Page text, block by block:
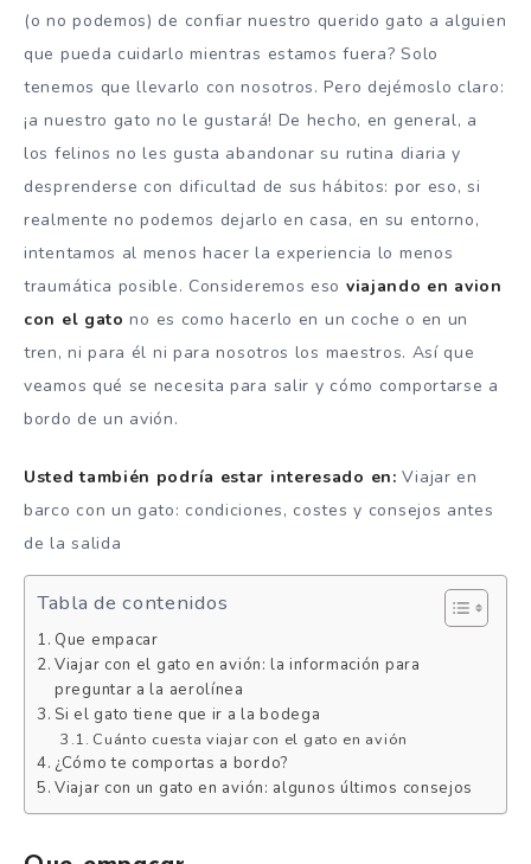
(o no podemos) de confiar nuestro querido gato a alguien
que pueda cuidarlo mientras estamos fuera? Solo
tenemos que llevarlo con nosotros. Pero dejémoslo claro:
¡a nuestro gato no le gustará! De hecho, en general, a
los felinos no les gusta abandonar su rutina diaria y
desprenderse con dificultad de sus hábitos: por eso, si
realmente no podemos dejarlo en casa, en su entorno,
intentamos al menos hacer la experiencia lo menos
traumática posible. Consideremos eso viajando en avion
con el gato no es como hacerlo en un coche o en un
tren, ni para él ni para nosotros los maestros. Así que
veamos qué se necesita para salir y cómo comportarse a
bordo de un avión.
Usted también podría estar interesado en: Viajar en
barco con un gato: condiciones, costes y consejos antes
de la salida
Tabla de contenidos
Que empacar
Viajar con el gato en avión: la información para
preguntar a la aerolínea
Si el gato tiene que ir a la bodega
Cuánto cuesta viajar con el gato en avión
¿Cómo te comportas a bordo?
Viajar con un gato en avión: algunos últimos consejos